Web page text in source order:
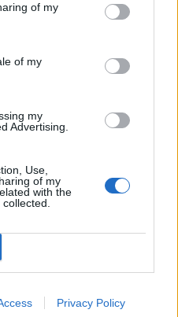
of my
of my
my
Advertising.
Use,
of my
with the
Privacy Policy
Τζίλα"